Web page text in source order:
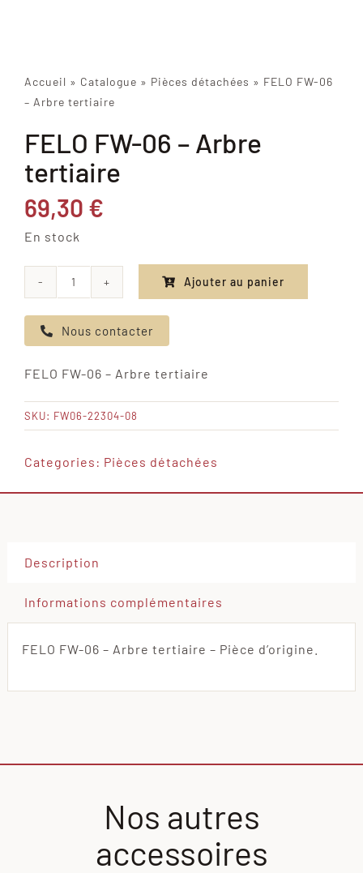
Accueil » Catalogue » Pièces détachées » FELO FW-06
– Arbre tertiaire
FELO FW-06 – Arbre
tertiaire
69,30 €
En stock
de
FELO
06
-
Arbre
Ajouter au panier
Nous contacter
FELO FW-06 – Arbre tertiaire
SKU: FW06-22304-08
Categories: Pièces détachées
Description
Informations complémentaires
FELO FW-06 – Arbre tertiaire – Pièce d’origine.
Nos autres
accessoires